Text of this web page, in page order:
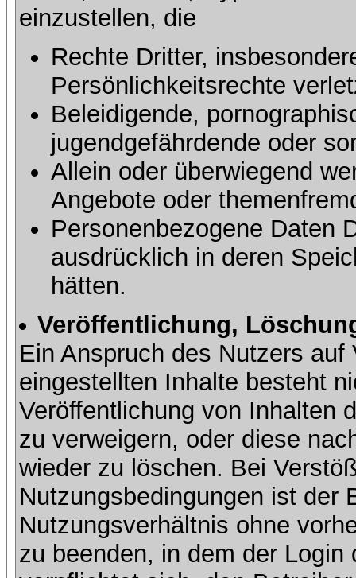
einzustellen, die
Rechte Dritter,
Persönlichkeitsrechte
Beleidigende,
jugendgefährdende oder
Allein oder überwiegend
Angebote oder
Personenbezogene Daten
ausdrücklich in deren
hätten.
Veröffentlichung,
Ein Anspruch des Nutzers
eingestellten Inhalte besteht
Veröffentlichung von Inhalten
zu verweigern, oder diese
wieder zu löschen. Bei
Nutzungsbedingungen ist der
Nutzungsverhältnis ohne
zu beenden, in dem der